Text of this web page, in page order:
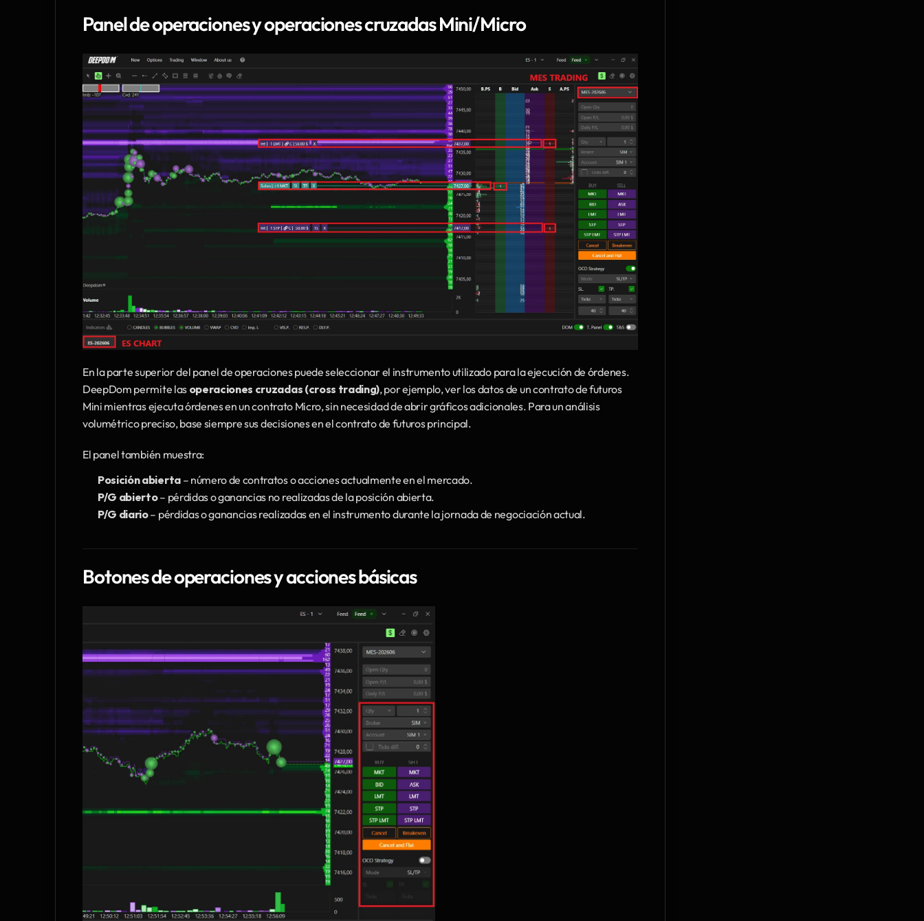
Panel de operaciones y operaciones cruzadas Mini/Micro
En la parte superior del panel de operaciones puede seleccionar el instrumento utilizado para la ejecución de órdenes.
DeepDom permite las operaciones cruzadas (cross trading), por ejemplo, ver los datos de un contrato de futuros
Mini mientras ejecuta órdenes en un contrato Micro, sin necesidad de abrir gráficos adicionales. Para un análisis
volumétrico preciso, base siempre sus decisiones en el contrato de futuros principal.
El panel también muestra:
Posición abierta – número de contratos o acciones actualmente en el mercado.
P/G abierto – pérdidas o ganancias no realizadas de la posición abierta.
P/G diario – pérdidas o ganancias realizadas en el instrumento durante la jornada de negociación actual.
Botones de operaciones y acciones básicas